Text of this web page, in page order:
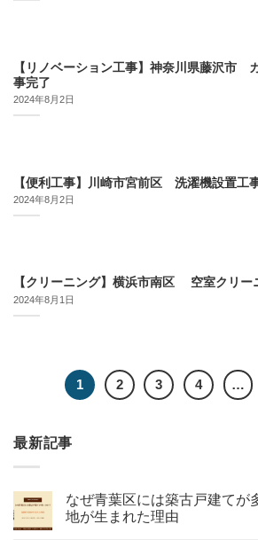
【リノベーション工事】神奈川県藤沢市
事完了
2024年8月2日
【便利工事】川崎市宮前区 洗濯機設置工
2024年8月2日
【クリーニング】横浜市南区 空室クリー
2024年8月1日
1 2 3 4 …
最新記事
なぜ青葉区には築古戸建てが
地が生まれた理由